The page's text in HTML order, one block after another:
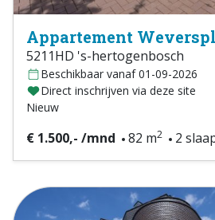
Appartement
5211HD 's-hertogenbosch
Beschikbaar vanaf 01-09-2026
Direct inschrijven via deze site
Nieuw
€ 1.500,- /mnd 82 m2 2